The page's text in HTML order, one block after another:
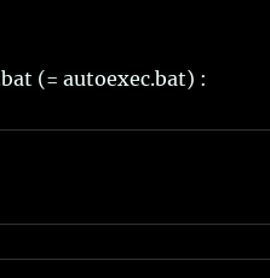
(= autoexec.bat) :